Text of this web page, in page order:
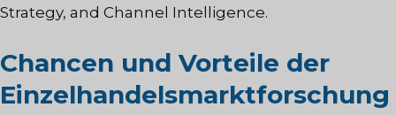
Strategy, and Channel Intelligence.
Chancen und Vorteile der
Einzelhandelsmarktforschung